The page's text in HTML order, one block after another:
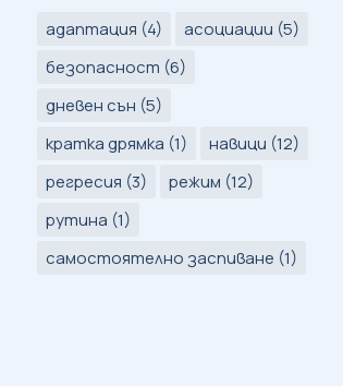
адаптация (4) асоциации (5)
безопасност (6)
дневен сън (5)
кратка дрямка (1) навици (12)
регресия (3) режим (12)
рутина (1)
самостоятелно заспиване (1)